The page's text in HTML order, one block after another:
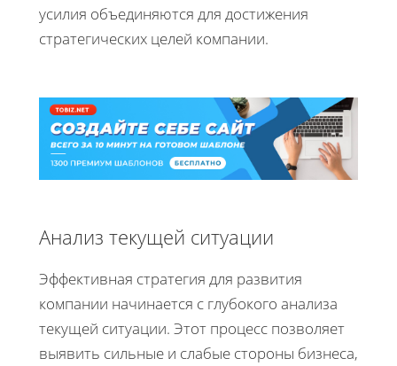
усилия объединяются для достижения
стратегических целей компании.
Анализ текущей ситуации
Эффективная стратегия для развития
компании начинается с глубокого анализа
текущей ситуации. Этот процесс позволяет
выявить сильные и слабые стороны бизнеса,